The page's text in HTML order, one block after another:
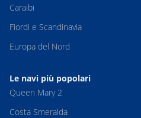
Caraibi
Fiordi e Scandinavia
Europa del Nord
Le navi più popolari
Queen Mary 2
Costa Smeralda